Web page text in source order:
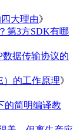
大理由》
第3方SDK有哪
数据传输协议的
）的工作原理》
的简明编译教